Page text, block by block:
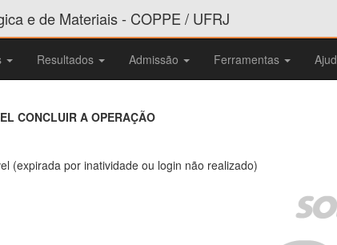
e de Materiais - COPPE / UFRJ
Resultados Admissão Ferramentas
CONCLUIR A OPERAÇÃO
(expirada por inatividade ou login não realizado)